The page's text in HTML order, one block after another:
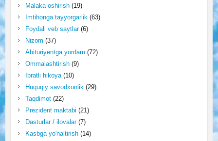
Malaka oshirish(19)
Imtihonga tayyorgarlik(63)
Foydali veb saytlar(6)
Nizom (37)
Abituriyentga yordam (72)
Ommalashtirish(9)
Ibratli hikoya(10)
Huquqiy savodxonlik(29)
Taqdimot(22)
Prezident maktabi (21)
Dasturlar / ilovalar(7)
Kasbga yo'naltirish(14)